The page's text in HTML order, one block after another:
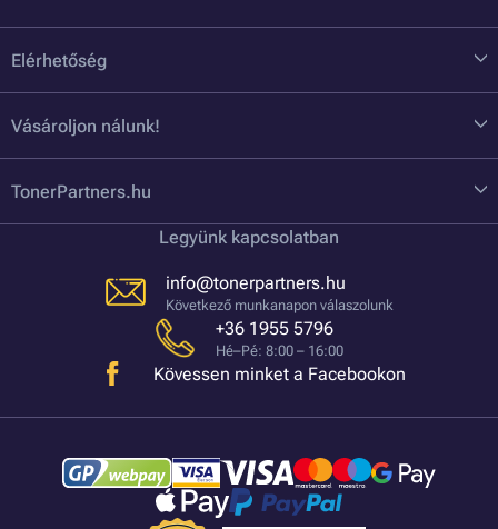
Elérhetőség
Vásároljon nálunk!
TonerPartners.hu
Legyünk kapcsolatban
info@tonerpartners.hu
Következő munkanapon válaszolunk
+36 1955 5796
Hé–Pé: 8:00 – 16:00
Kövessen minket a Facebookon